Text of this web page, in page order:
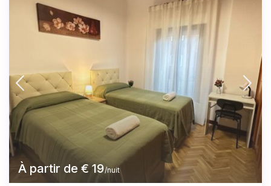
À partir de € 19/nuit